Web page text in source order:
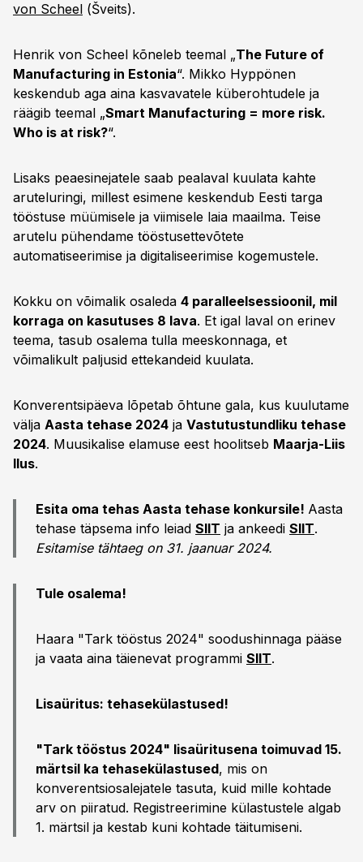
von Scheel (Šveits).
Henrik von Scheel kõneleb teemal „The Future of
Manufacturing in Estonia“. Mikko Hyppönen
keskendub aga aina kasvavatele küberohtudele ja
räägib teemal „Smart Manufacturing = more risk.
Who is at risk?“.
Lisaks peaesinejatele saab pealaval kuulata kahte
aruteluringi, millest esimene keskendub Eesti targa
tööstuse müümisele ja viimisele laia maailma. Teise
arutelu pühendame tööstusettevõtete
automatiseerimise ja digitaliseerimise kogemustele.
Kokku on võimalik osaleda 4 paralleelsessioonil, mil
korraga on kasutuses 8 lava. Et igal laval on erinev
teema, tasub osalema tulla meeskonnaga, et
võimalikult paljusid ettekandeid kuulata.
Konverentsipäeva lõpetab õhtune gala, kus kuulutame
välja Aasta tehase 2024 ja Vastutustundliku tehase
2024. Muusikalise elamuse eest hoolitseb Maarja-Liis
Ilus.
Esita oma tehas Aasta tehase konkursile! Aasta
tehase täpsema info leiad SIIT ja ankeedi SIIT.
Esitamise tähtaeg on 31. jaanuar 2024.
Tule osalema!
Haara "Tark tööstus 2024" soodushinnaga pääse
ja vaata aina täienevat programmi SIIT.
Lisaüritus: tehasekülastused!
"Tark tööstus 2024" lisaüritusena toimuvad 15.
märtsil ka tehasekülastused, mis on
konverentsiosalejatele tasuta, kuid mille kohtade
arv on piiratud. Registreerimine külastustele algab
1. märtsil ja kestab kuni kohtade täitumiseni.